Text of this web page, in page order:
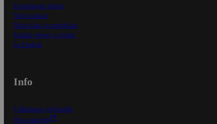
Ensitilaajan ohjeet
Näin maksat
Näin tilaat ja muokkaat
Kaikki ohjeet ja vinkit
In English
Info
S-Business yrityksille
Oiva-raportit